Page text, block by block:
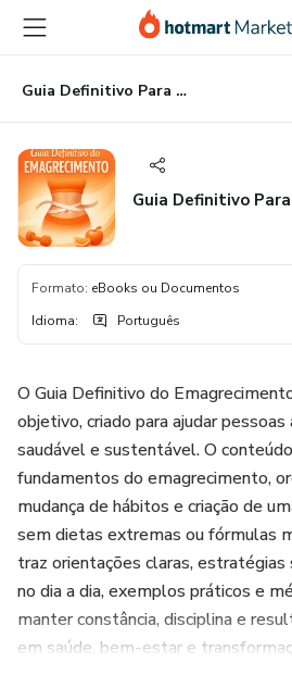
para
conteúdo
principal
para
pagamento
para
rodapé
Guia Definitivo Para o Emagrecimento
Guia Definitivo
Formato: eBooks ou Documentos
Idioma: Português
O Guia Definitivo do
objetivo, criado para ajudar
saudável e sustentável. O
fundamentos do emagrecimento,
mudança de hábitos e criação de
sem dietas extremas ou fórmulas
traz orientações claras, estratégias
no dia a dia, exemplos práticos e
manter constância, disciplina e
em saúde, bem-estar e